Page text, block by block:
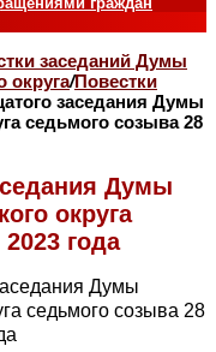
заседаний Думы
округа/Повестки
заседания Думы
седьмого созыва 28
Думы
округа
года